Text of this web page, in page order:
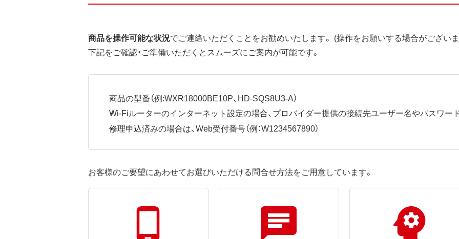
商品を操作可能な状況でご連絡いただくことをお勧めいたします。 (操作をお願いする場合がござい
下記をご確認・ご準備いただくとスムーズにご案内が可能です。
商品の型番（例:WXR18000BE10P、HD-SQS8U3-A）
Wi-Fiルーターのインターネット設定の場合、プロバイダー提供の接続先ユーザー名やパスワー
修理申込済みの場合は、Web受付番号（例：W1234567890）
お客様のご要望にあわせてお選びいただける問合せ方法をご用意しています。